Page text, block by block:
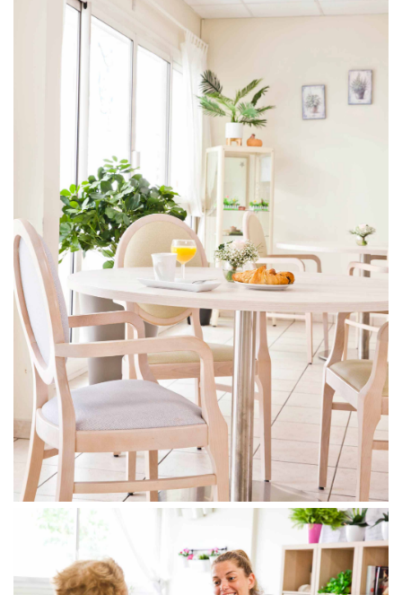
Calculer neuf moins zéro ?
(en chiffres)
J’autorise l’utilisation des données
personnelles, conformément à notre
politique de confidentialité
Conformément aux dispositions de l’article L. 223-2
du Code de la Consommation, vous pouvez vous
inscrire sur la liste d’opposition au démarchage
téléphonique « Bloctel »
https://www.bloctel.gouv.fr/